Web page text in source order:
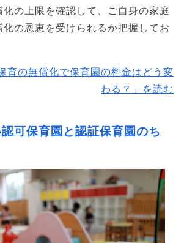
化の上限を確認して、ご自身の家庭
化の恩恵を受けられるか把握してお
育の無償化で保育園の料金はどう変
わる？」を読む
可保育園と認証保育園のち